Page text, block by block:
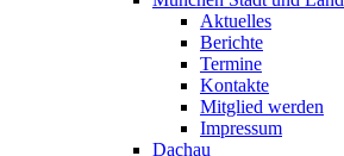
Aktuelles
Berichte
Termine
Kontakte
Mitglied werden
Impressum
Dachau